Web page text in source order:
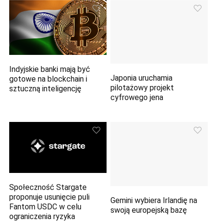
Indyjskie banki mają być
gotowe na blockchain i
sztuczną inteligencję
Japonia uruchamia
pilotażowy projekt
cyfrowego jena
Społeczność Stargate
proponuje usunięcie puli
Fantom USDC w celu
ograniczenia ryzyka
Gemini wybiera Irlandię na
swoją europejską bazę